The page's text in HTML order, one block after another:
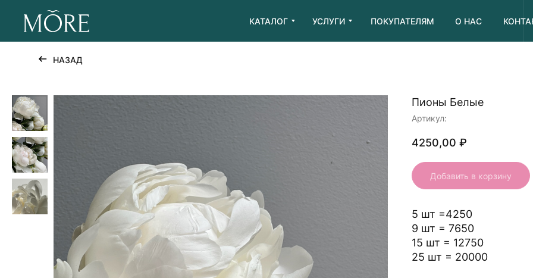
НАЗАД
ПОКУПАТЕЛЯМ
КАТАЛОГ О НАС
УСЛУГИ
Пионы Белые
Артикул:
4250,00 ₽
Добавить в корзину
5 шт =4250
9 шт = 7650
15 шт = 12750
25 шт = 20000